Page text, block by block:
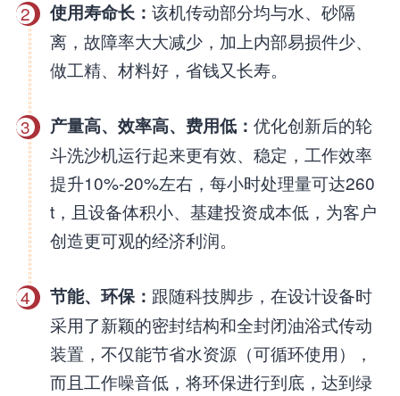
2 使用寿命长： 该机传动部分均与水、砂隔
离，故障率大大减少，加上内部易损件少、
做工精、材料好，省钱又长寿。
3 产量高、效率高、费用低： 优化创新后的轮
斗洗沙机运行起来更有效、稳定，工作效率
提升10%-20%左右，每小时处理量可达260
t，且设备体积小、基建投资成本低，为客户
创造更可观的经济利润。
4 节能、环保： 跟随科技脚步，在设计设备时
采用了新颖的密封结构和全封闭油浴式传动
装置，不仅能节省水资源（可循环使用），
而且工作噪音低，将环保进行到底，达到绿